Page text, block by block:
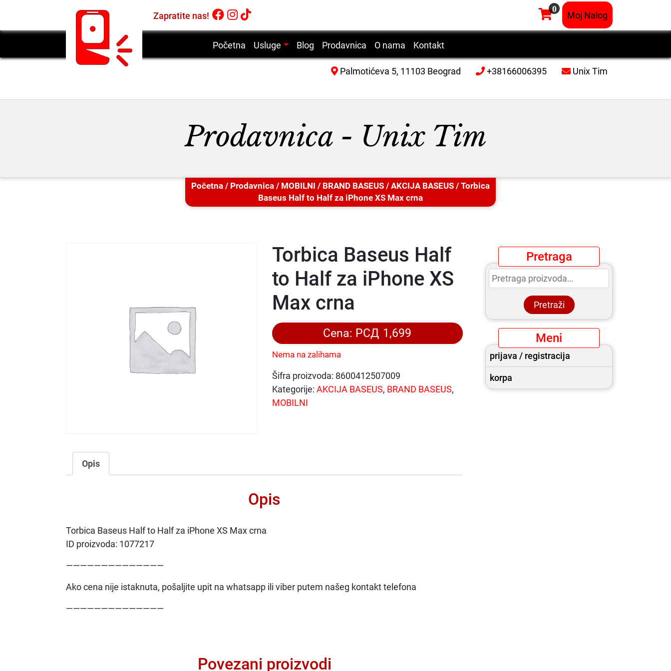
Zapratite nas!
0
Moj Nalog
Početna Usluge
Servis mobilnih telefona
Servis desktop računara
Servis laserskih štampača
Blog Prodavnica O nama Kontakt
Palmotićeva 5, 11103 Beograd +38166006395 Unix Tim
Prodavnica - Unix Tim
Početna / Prodavnica / MOBILNI / BRAND BASEUS / AKCIJA BASEUS / Torbica
Baseus Half to Half za iPhone XS Max crna
Torbica Baseus Half
to Half za iPhone XS
Max crna
Cena: РСД 1,699
Nema na zalihama
Šifra proizvoda: 8600412507009
Kategorije: AKCIJA BASEUS, BRAND BASEUS,
MOBILNI
Opis
Opis
Torbica Baseus Half to Half za iPhone XS Max crna
ID proizvoda: 1077217
——————————————
Ako cena nije istaknuta, pošaljite upit na whatsapp ili viber putem našeg kontakt telefona
——————————————
Povezani proizvodi
Pretraga
Pretraga
za:
Pretraži
Meni
prijava / registracija
korpa